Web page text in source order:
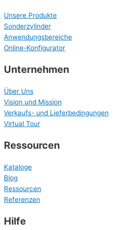
Unsere Produkte
Sonderzylinder
Anwendungsbereiche
Online-Konfigurator
Unternehmen
Über Uns
Vision und Mission
Verkaufs- und Lieferbedingungen
Virtual Tour
Ressourcen
Kataloge
Blog
Ressourcen
Referenzen
Hilfe